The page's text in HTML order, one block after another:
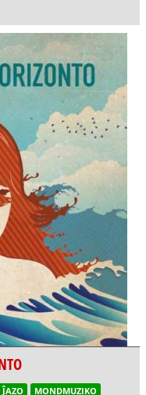
ĴAZO MONDMUZIKO